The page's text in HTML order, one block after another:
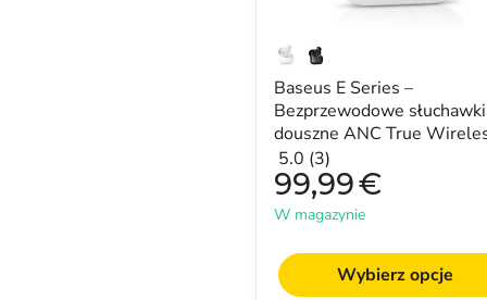
Bluetooth
6.0
Baseus E Series –
Bezprzewodowe słuchawki
douszne ANC True
12 mm SuperBass,
6.0
5.0 (3)
99,99€
W magazynie
Wybierz opcje